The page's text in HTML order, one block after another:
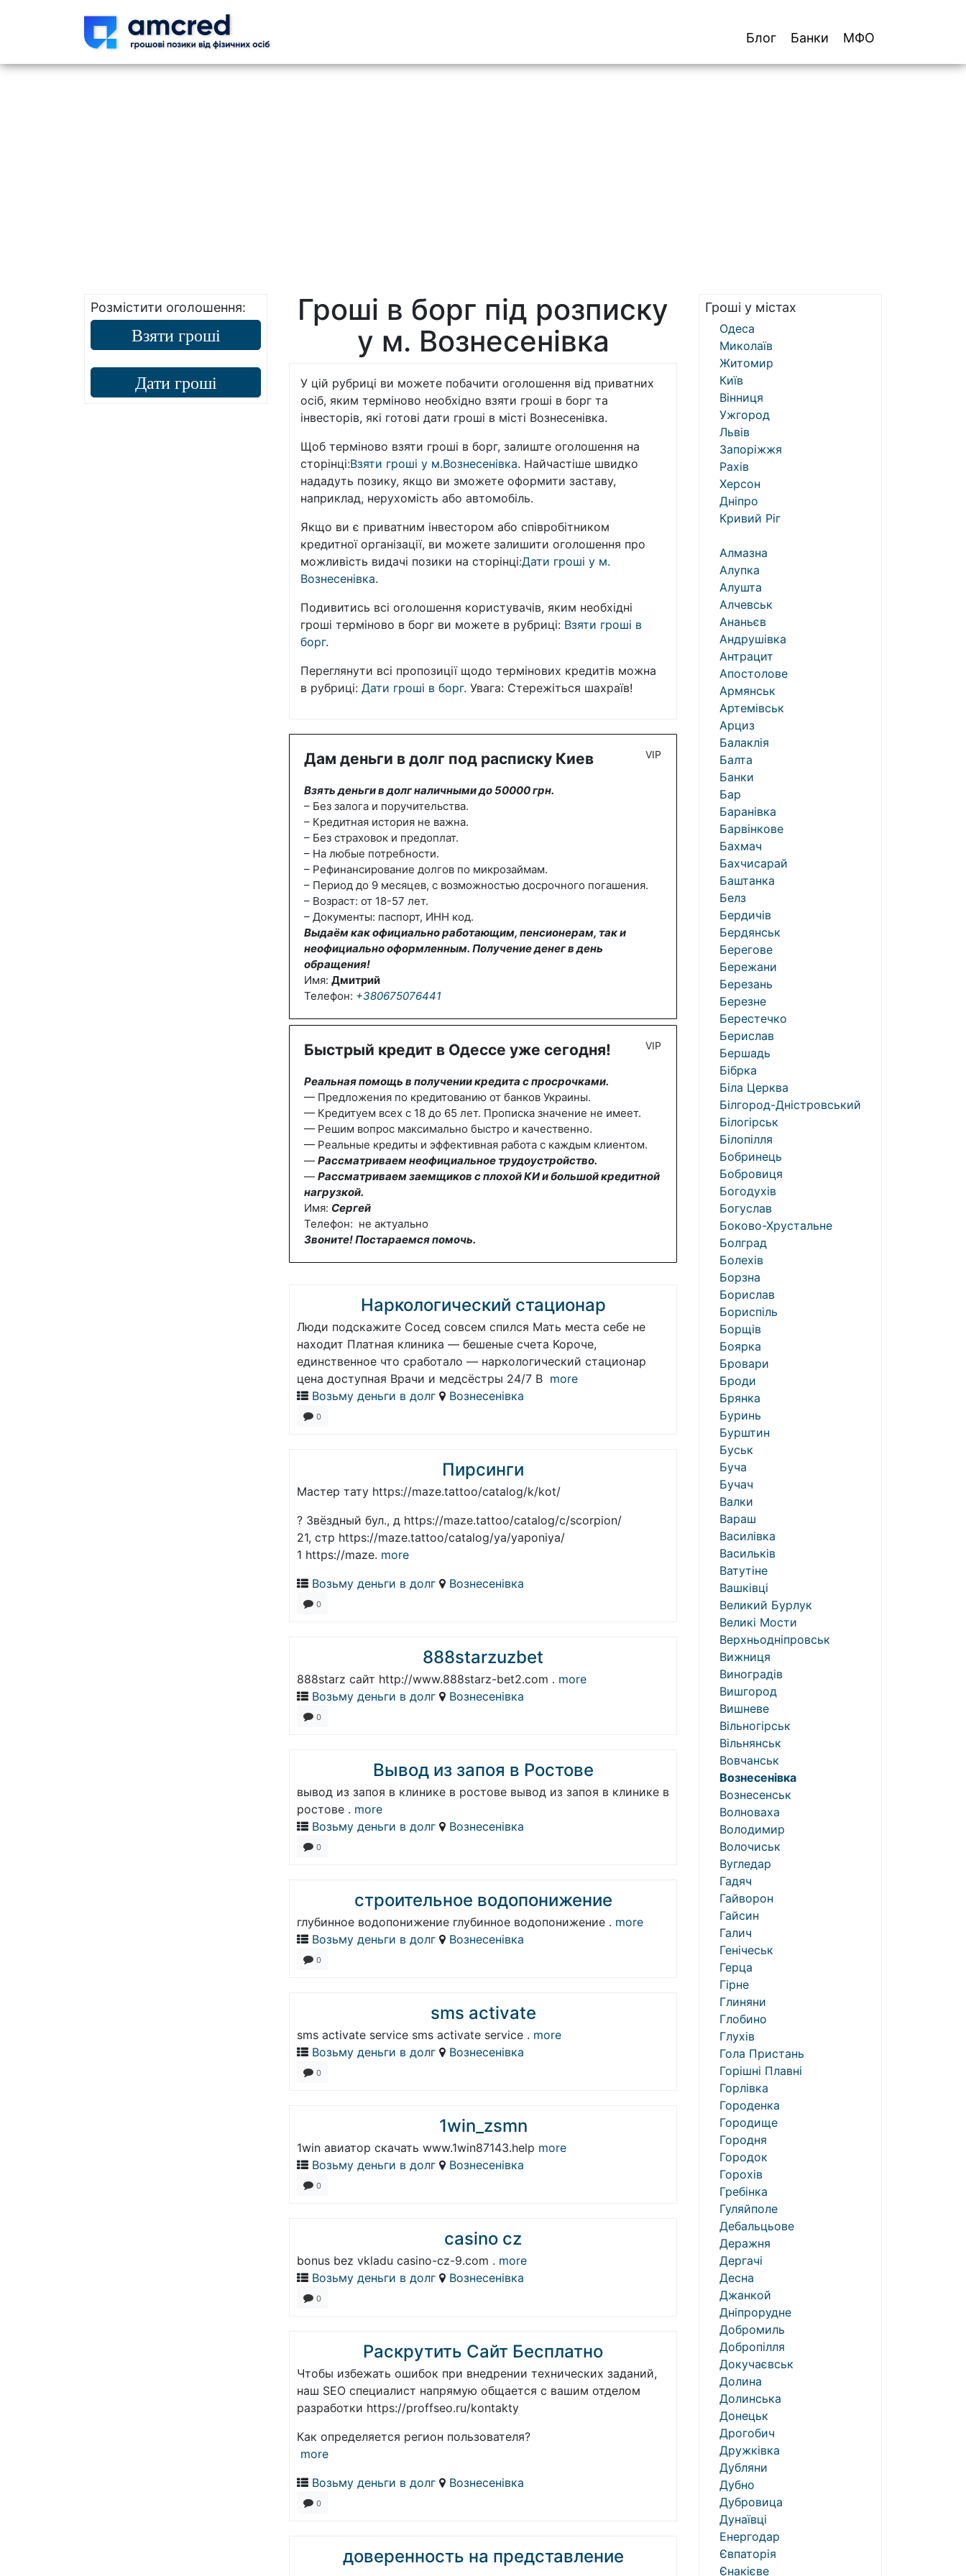
МФО
Банки
Блог
Розмістити оголошення:
Взяти гроші
Дати гроші
Гроші в борг під розписку
у м. Вознесенівка
У цій рубриці ви можете побачити оголошення від приватних
осіб, яким терміново необхідно взяти гроші в борг та
інвесторів, які готові дати гроші в місті Вознесенівка.
Щоб терміново взяти гроші в борг, залиште оголошення на
сторінці:Взяти гроші у м.Вознесенівка. Найчастіше швидко
нададуть позику, якщо ви зможете оформити заставу,
наприклад, нерухомість або автомобіль.
Якщо ви є приватним інвестором або співробітником
кредитної організації, ви можете залишити оголошення про
можливість видачі позики на сторінці:Дати гроші у м.
Вознесенівка.
Подивитись всі оголошення користувачів, яким необхідні
гроші терміново в борг ви можете в рубриці: Взяти гроші в
борг.
Переглянути всі пропозиції щодо термінових кредитів можна
в рубриці: Дати гроші в борг. Увага: Стережіться шахраїв!
Дам деньги в долг под расписку Киев
Взять деньги в долг наличными до 50000 грн.
– Без залога и поручительства.
– Кредитная история не важна.
– Без страховок и предоплат.
– На любые потребности.
– Рефинансирование долгов по микрозаймам.
– Период до 9 месяцев, с возможностью досрочного погашения.
– Возраст: от 18-57 лет.
– Документы: паспорт, ИНН код.
Выдаём как официально работающим, пенсионерам, так и
неофициально оформленным. Получение денег в день
обращения!
Имя: Дмитрий
Телефон: +380675076441
VIP
Быстрый кредит в Одессе уже сегодня!
Реальная помощь в получении кредита с просрочками.
— Предложения по кредитованию от банков Украины.
— Кредитуем всех с 18 до 65 лет. Прописка значение не имеет.
— Решим вопрос максимально быстро и качественно.
— Реальные кредиты и эффективная работа с каждым клиентом.
— Рассматриваем неофициальное трудоустройство.
— Рассматриваем заемщиков с плохой КИ и большой кредитной
нагрузкой.
Имя: Сергей
Телефон: не актуально
Звоните! Постараемся помочь.
VIP
Наркологический стационар
Люди подскажите Сосед совсем спился Мать места себе не
находит Платная клиника — бешеные счета Короче,
единственное что сработало — наркологический стационар
цена доступная Врачи и медсёстры 24/7 В more
Возьму деньги в долг
Вознесенівка
0
Пирсинги
Мастер тату https://maze.tattoo/catalog/k/kot/
? Звёздный бул., д https://maze.tattoo/catalog/с/scorpion/
21, стр https://maze.tattoo/catalog/ya/yaponiya/
1 https://maze. more
Возьму деньги в долг
Вознесенівка
0
888starzuzbet
888starz сайт http://www.888starz-bet2.com . more
Возьму деньги в долг
Вознесенівка
0
Вывод из запоя в Ростове
вывод из запоя в клинике в ростове вывод из запоя в клинике в
ростове . more
Возьму деньги в долг
Вознесенівка
0
строительное водопонижение
глубинное водопонижение глубинное водопонижение . more
Возьму деньги в долг
Вознесенівка
0
sms activate
sms activate service sms activate service . more
Возьму деньги в долг
Вознесенівка
0
1win_zsmn
1win авиатор скачать www.1win87143.help more
Возьму деньги в долг
Вознесенівка
0
casino cz
bonus bez vkladu casino-cz-9.com . more
Возьму деньги в долг
Вознесенівка
0
Раскрутить Сайт Бесплатно
Чтобы избежать ошибок при внедрении технических заданий,
наш SEO специалист напрямую общается с вашим отделом
разработки https://proffseo.ru/kontakty
Как определяется регион пользователя?
more
Возьму деньги в долг
Вознесенівка
0
доверенность на представление
Гроші у містах
Одеса
Миколаїв
Житомир
Київ
Вінниця
Ужгород
Львів
Запоріжжя
Рахів
Херсон
Дніпро
Кривий Ріг
Алмазна
Алупка
Алушта
Алчевськ
Ананьєв
Андрушівка
Антрацит
Апостолове
Армянськ
Артемівськ
Арциз
Балаклія
Балта
Банки
Бар
Баранівка
Барвінкове
Бахмач
Бахчисарай
Баштанка
Белз
Бердичів
Бердянськ
Берегове
Бережани
Березань
Березне
Берестечко
Берислав
Бершадь
Бібрка
Біла Церква
Білгород-Дністровський
Білогірськ
Білопілля
Бобринець
Бобровиця
Богодухів
Богуслав
Боково-Хрустальне
Болград
Болехів
Борзна
Борислав
Бориспіль
Борщів
Боярка
Бровари
Броди
Брянка
Буринь
Бурштин
Буськ
Буча
Бучач
Валки
Вараш
Василівка
Васильків
Ватутіне
Вашківці
Великий Бурлук
Великі Мости
Верхньодніпровськ
Вижниця
Виноградів
Вишгород
Вишневе
Вільногірськ
Вільнянськ
Вовчанськ
Вознесенівка
Вознесенськ
Волноваха
Володимир
Волочиськ
Вугледар
Гадяч
Гайворон
Гайсин
Галич
Генічеськ
Герца
Гірне
Глиняни
Глобино
Глухів
Гола Пристань
Горішні Плавні
Горлівка
Городенка
Городище
Городня
Городок
Горохів
Гребінка
Гуляйполе
Дебальцьове
Деражня
Дергачі
Десна
Джанкой
Дніпрорудне
Добромиль
Добропілля
Докучаєвськ
Долина
Долинська
Донецьк
Дрогобич
Дружківка
Дубляни
Дубно
Дубровица
Дунаївці
Енергодар
Євпаторія
Єнакієве